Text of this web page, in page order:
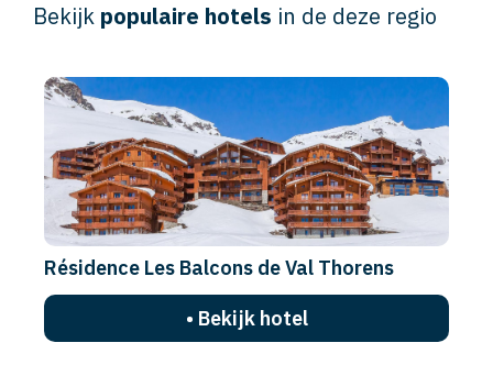
Bekijk populaire hotels in de deze regio
Résidence Les Balcons de Val Thorens
• Bekijk hotel